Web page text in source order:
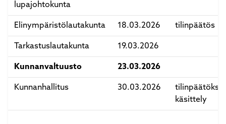
lupajohtokunta
Elinympäristölautakunta 18.03.2026 tilinpäätös
Tarkastuslautakunta 19.03.2026
Kunnanvaltuusto 23.03.2026
Kunnanhallitus 30.03.2026
käsittely